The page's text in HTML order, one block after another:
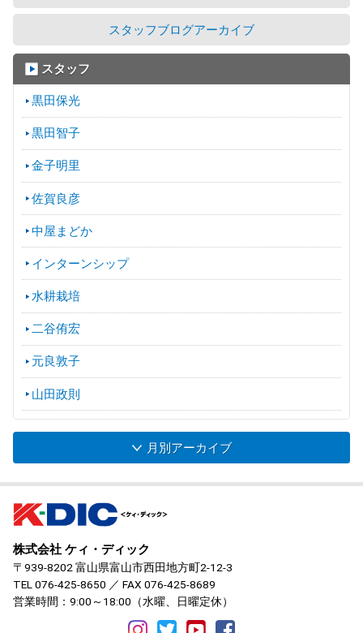
スタッフブログアーカイブ
スタッフ
黒田保光
黒田智子
金子明里
佐賀良彦
中屋まどか
インターンシップ
水耕栽培
二谷侑宏
元良敦子
山田政則
月別アーカイブ
株式会社 ケィ・ディック
〒939-8202 富山県富山市西田地方町2-12-3
TEL076-425-8650 ／ FAX 076-425-8689
営業時間：9:00～18:00（水曜、日曜定休）